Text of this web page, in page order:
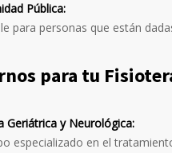
Pública:
para personas que están
para tu
Geriátrica y Neurológica:
especializado en el